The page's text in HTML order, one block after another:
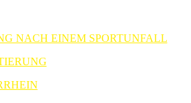
NACH EINEM SPORTUNFALL